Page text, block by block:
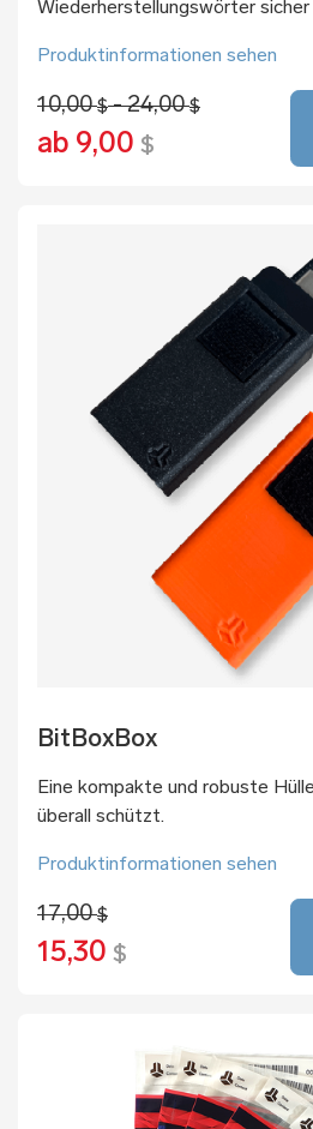
Wiederherstellungswörter sicher
Produktinformationen sehen
10,00$- 24,00$
ab 9,00 $
BitBoxBox
Eine kompakte und robuste
überall schützt.
Produktinformationen sehen
17,00$
15,30 $